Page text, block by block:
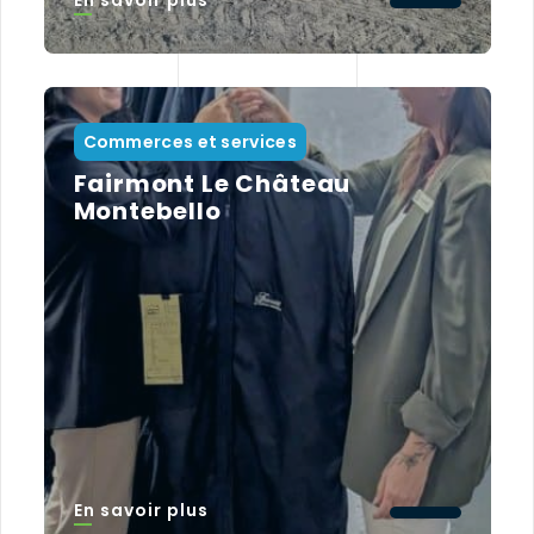
Commerces et services
Fairmont Le Château
Montebello
En savoir plus